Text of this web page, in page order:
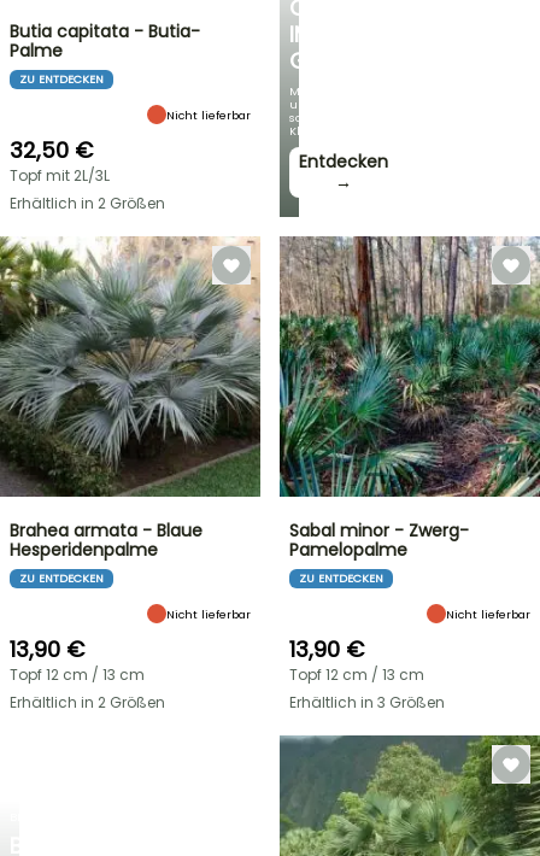
OASE
IM
GARTEN
Mit
unseren
schönsten
Kletterpflanzen!
Entdecken
→
Butia capitata - Butia-
Palme
ZU ENTDECKEN
Nicht lieferbar
32,50 €
Topf mit 2L/3L
Erhältlich in 2 Größen
Brahea armata - Blaue
Hesperidenpalme
ZU ENTDECKEN
Nicht lieferbar
13,90 €
Topf 12 cm / 13 cm
Erhältlich in 2 Größen
Sabal minor - Zwerg-
Pamelopalme
ZU ENTDECKEN
Nicht lieferbar
13,90 €
Topf 12 cm / 13 cm
Erhältlich in 3 Größen